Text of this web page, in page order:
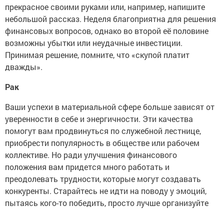
прекрасное своими руками или, например, напишите
небольшой рассказ. Неделя благоприятна для решения
финансовых вопросов, однако во второй её половине
возможны убытки или неудачные инвестиции.
Принимая решение, помните, что «скупой платит
дважды».
Рак
Ваши успехи в материальной сфере больше зависят от
уверенности в себе и энергичности. Эти качества
помогут вам продвинуться по служебной лестнице,
приобрести популярность в обществе или рабочем
коллективе. Но ради улучшения финансового
положения вам придется много работать и
преодолевать трудности, которые могут создавать
конкуренты. Старайтесь не идти на поводу у эмоций,
пытаясь кого-то победить, просто лучше организуйте